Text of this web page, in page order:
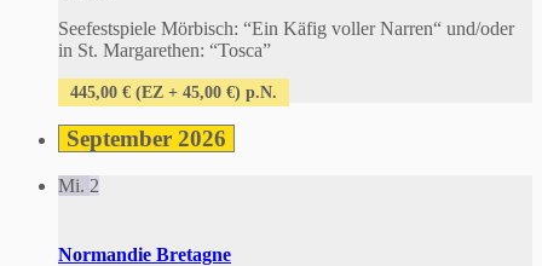
Seefestspiele Mörbisch: “Ein Käfig voller Narren“ und/oder
in St. Margarethen: “Tosca”
445,00 € (EZ + 45,00 €) p.N.
September 2026
Mi. 2
Normandie Bretagne